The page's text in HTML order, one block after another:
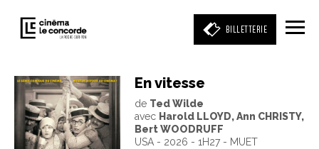
BILLETTERIE
Entrez votre mot clé
(film, réalisateur, acteur, événement)
En vitesse
de Ted Wilde
avec Harold LLOYD, Ann CHRISTY,
Bert WOODRUFF
USA - 2026 - 1H27 - MUET